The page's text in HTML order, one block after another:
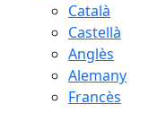
Català
Castellà
Anglès
Alemany
Francès